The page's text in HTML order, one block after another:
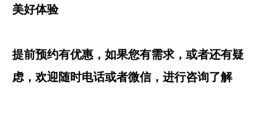
美好体验
提前预约有优惠，如果您有需求，或者还有疑
虑，欢迎随时电话或者微信，进行咨询了解